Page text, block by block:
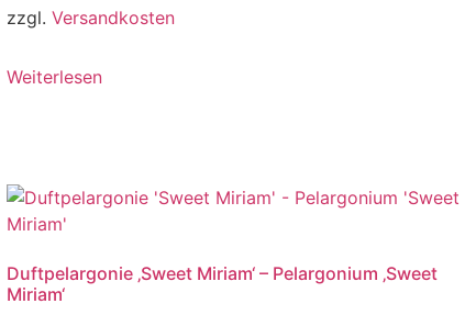
zzgl.Versandkosten
Weiterlesen
Duftpelargonie ‚Sweet Miriam‘ – Pelargonium ‚Sweet
Miriam‘